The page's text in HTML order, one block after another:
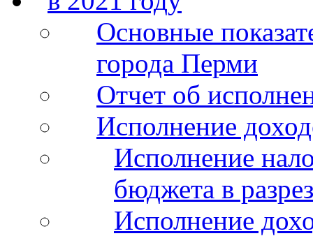
Основные
города Перми
Отчет об
Исполнение
Исполнение
бюджета в
Исполнение